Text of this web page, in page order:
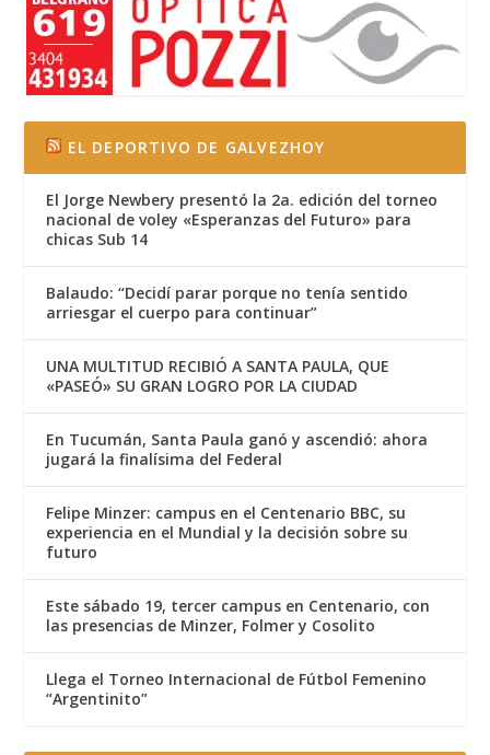
EL DEPORTIVO DE GALVEZHOY
El Jorge Newbery presentó la 2a. edición del torneo
nacional de voley «Esperanzas del Futuro» para
chicas Sub 14
Balaudo: “Decidí parar porque no tenía sentido
arriesgar el cuerpo para continuar”
UNA MULTITUD RECIBIÓ A SANTA PAULA, QUE
«PASEÓ» SU GRAN LOGRO POR LA CIUDAD
En Tucumán, Santa Paula ganó y ascendió: ahora
jugará la finalísima del Federal
Felipe Minzer: campus en el Centenario BBC, su
experiencia en el Mundial y la decisión sobre su
futuro
Este sábado 19, tercer campus en Centenario, con
las presencias de Minzer, Folmer y Cosolito
Llega el Torneo Internacional de Fútbol Femenino
“Argentinito”